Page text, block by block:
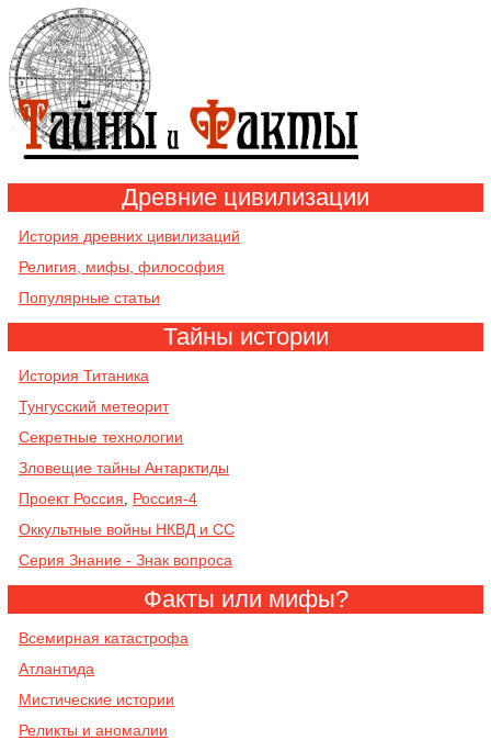
Древние цивилизации
История древних цивилизаций
Религия, мифы, философия
Популярные статьи
Тайны истории
История Титаника
Тунгусский метеорит
Секретные технологии
Зловещие тайны Антарктиды
Проект Россия, Россия-4
Оккультные войны НКВД и СС
Серия Знание - Знак вопроса
Факты или мифы?
Всемирная катастрофа
Атлантида
Мистические истории
Реликты и аномалии